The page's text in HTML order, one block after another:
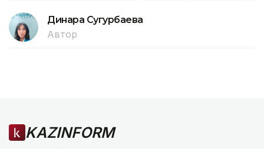
Динара Сугурбаева
Автор
KAZINFORM